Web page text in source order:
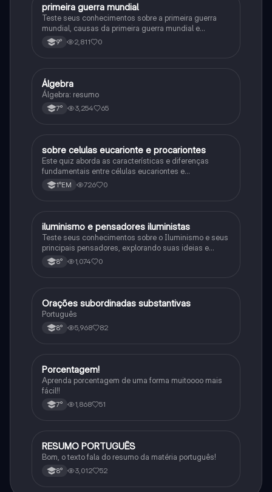
História
primeira guerra mundial
Teste seus conhecimentos sobre a primeira guerra
mundial, causas da primeira guerra mundial e
consequências da Primeira Guerra Mundial, fases da
primeira guerra mundial
9° 2,811 0
Matematica
Álgebra
Álgebra: resumo
7° 3,254 65
Biologia
sobre celulas eucarionte e procariontes
Este quiz aborda as características e diferenças
fundamentais entre células eucariontes e
procariontes.
1°EM 726 0
História
iluminismo e pensadores iluministas
Teste seus conhecimentos sobre o Iluminismo e seus
principais pensadores, explorando suas ideias e
impacto histórico.
8° 1,074 0
Português
Orações subordinadas substantivas
Português
8° 5,968 82
Matematica
Porcentagem!
Aprenda porcentagem de uma forma muitoooo mais
fácil!!
7° 1,868 51
Português
RESUMO PORTUGUÊS
Bom, o texto fala do resumo da matéria português!
8° 3,012 52